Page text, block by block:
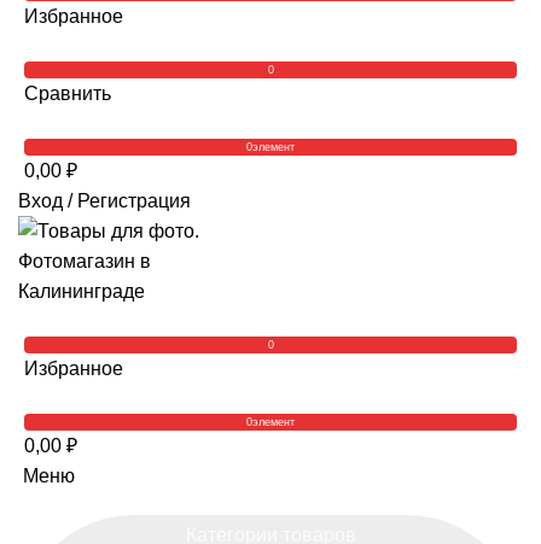
Избранное
0
Сравнить
0элемент
0,00 ₽
Вход / Регистрация
0
Избранное
0элемент
0,00 ₽
Меню